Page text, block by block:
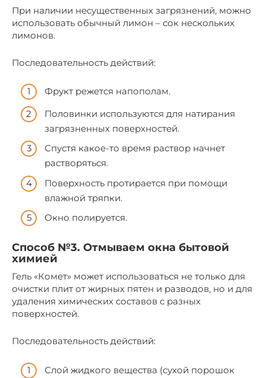
При наличии несущественных загрязнений, можно
использовать обычный лимон – сок нескольких
лимонов.
Последовательность действий:
Фрукт режется напополам.
Половинки используются для натирания
загрязненных поверхностей.
Спустя какое-то время раствор начнет
растворяться.
Поверхность протирается при помощи
влажной тряпки.
Окно полируется.
Способ №3. Отмываем окна бытовой
химией
Гель «Комет» может использоваться не только для
очистки плит от жирных пятен и разводов, но и для
удаления химических составов с разных
поверхностей.
Последовательность действий:
Слой жидкого вещества (сухой порошок